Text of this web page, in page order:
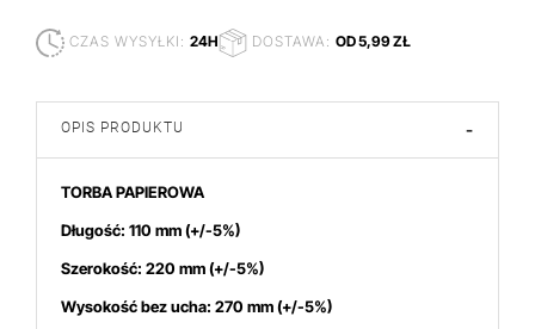
CZAS WYSYŁKI: 24H DOSTAWA: OD 5,99 ZŁ
OPIS PRODUKTU -
TORBA PAPIEROWA
Długość: 110 mm (+/-5%)
Szerokość: 220 mm (+/-5%)
Wysokość bez ucha: 270 mm (+/-5%)